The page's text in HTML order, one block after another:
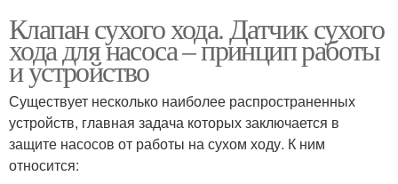
Клапан сухого хода. Датчик сухого
хода для насоса – принцип работы
и устройство
Существует несколько наиболее распространенных
устройств, главная задача которых заключается в
защите насосов от работы на сухом ходу. К ним
относится: